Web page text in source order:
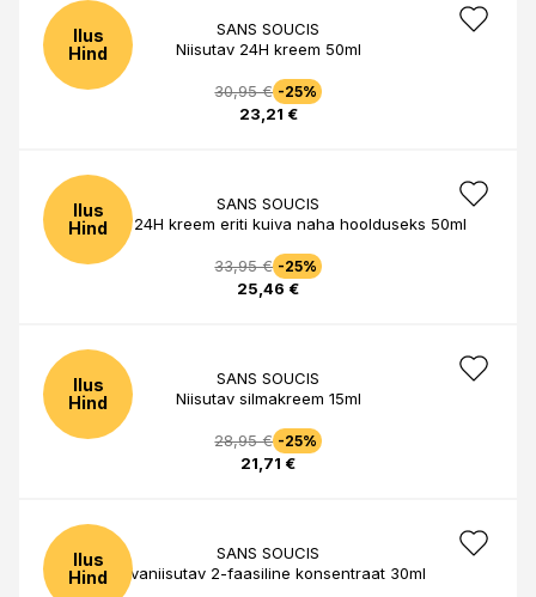
Ilus
Hind
SANS SOUCIS
Niisutav 24H kreem 50ml
30,95 € -25%
23,21 €
Ilus
Hind
SANS SOUCIS
Niisutav 24H kreem eriti kuiva naha hoolduseks 50ml
33,95 € -25%
25,46 €
Ilus
Hind
SANS SOUCIS
Niisutav silmakreem 15ml
28,95 € -25%
21,71 €
Ilus
Hind
SANS SOUCIS
Süvaniisutav 2-faasiline konsentraat 30ml